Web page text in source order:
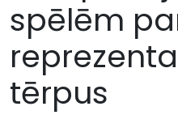
spēlēm
tērpus